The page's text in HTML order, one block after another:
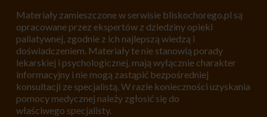
Materiały zamieszczone w serwisie bliskochorego.pl są
opracowane przez ekspertów z dziedziny opieki
paliatywnej, zgodnie z ich najlepszą wiedzą i
doświadczeniem. Materiały te nie stanowią porady
lekarskiej i psychologicznej, mają wyłącznie charakter
informacyjny i nie mogą zastąpić bezpośredniej
konsultacji ze specjalistą. W razie konieczności uzyskania
pomocy medycznej należy zgłosić się do
właściwego specjalisty.